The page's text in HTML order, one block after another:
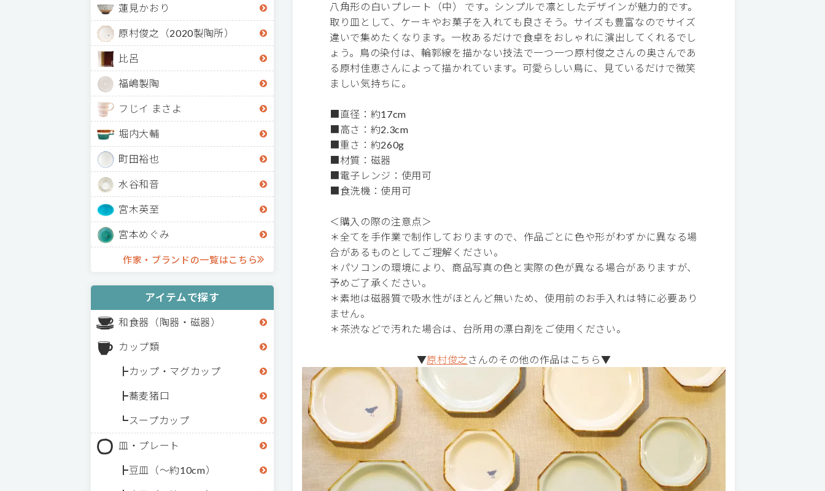
蓮見かおり
原村俊之（2020製陶所）
比呂
福嶋製陶
フじイ まさよ
堀内大輔
町田裕也
水谷和音
宮木英至
宮本めぐみ
作家・ブランドの一覧はこちら
アイテムで探す
和食器（陶器・磁器）
カップ類
カップ・マグカップ
蕎麦猪口
スープカップ
皿・プレート
豆皿（～約10cm）
八角形の白いプレート（中） です。シンプルで凛としたデザインが魅力的です。
取り皿として、ケーキやお菓子を入れても良さそう。サイズも豊富なのでサイズ
違いで集めたくなります。一枚あるだけで食卓をおしゃれに演出してくれるでし
ょう。鳥の染付は、輪郭線を描かない技法で一つ一つ原村俊之さんの奥さんであ
る原村佳恵さんによって描かれています。可愛らしい鳥に、見ているだけで微笑
ましい気持ちに。
■直径：約17cm
■高さ：約2.3cm
■重さ：約260g
■材質：磁器
■電子レンジ：使用可
■食洗機：使用可
＜購入の際の注意点＞
＊全てを手作業で制作しておりますので、作品ごとに色や形がわずかに異なる場
合があるものとしてご理解ください。
＊パソコンの環境により、商品写真の色と実際の色が異なる場合がありますが、
予めご了承ください。
＊素地は磁器質で吸水性がほとんど無いため、使用前のお手入れは特に必要あり
ません。
＊茶渋などで汚れた場合は、台所用の漂白剤をご使用ください。
▼原村俊之 さんのその他の作品はこちら▼